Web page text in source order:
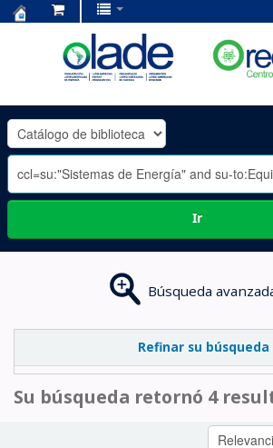
OLADE
-
Ir
Búsqueda
Refinar su búsqueda
Su búsqueda retornó 4